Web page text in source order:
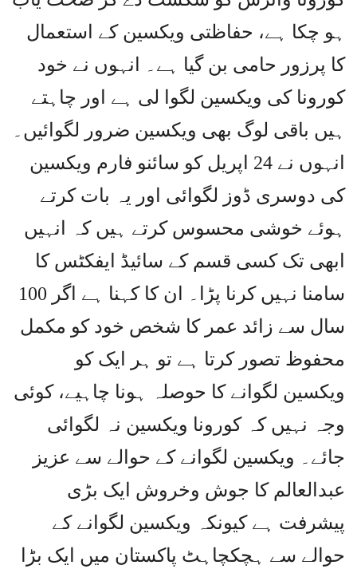
ہو چکا ہے، حفاظتی ویکسین کے استعمال
کا پرزور حامی بن گیا ہے۔ انہوں نے خود
کورونا کی ویکسین لگوا لی ہے اور چاہتے
ہیں باقی لوگ بھی ویکسین ضرور لگوائیں۔
انہوں نے 24 اپریل کو سائنو فارم ویکسین
کی دوسری ڈوز لگوائی اور یہ بات کرتے
ہوئے خوشی محسوس کرتے ہیں کہ انہیں
ابھی تک کسی قسم کے سائیڈ ایفکٹس کا
سامنا نہیں کرنا پڑا۔ ان کا کہنا ہے اگر 100
سال سے زائد عمر کا شخص خود کو مکمل
محفوظ تصور کرتا ہے تو ہر ایک کو
ویکسین لگوانے کا حوصلہ ہونا چاہیے، کوئی
وجہ نہیں کہ کورونا ویکسین نہ لگوائی
جائے۔ ویکسین لگوانے کے حوالے سے عزیز
عبدالعالم کا جوش وخروش ایک بڑی
پیشرفت ہے کیونکہ ویکسین لگوانے کے
حوالے سے ہچکچاہٹ پاکستان میں ایک بڑا